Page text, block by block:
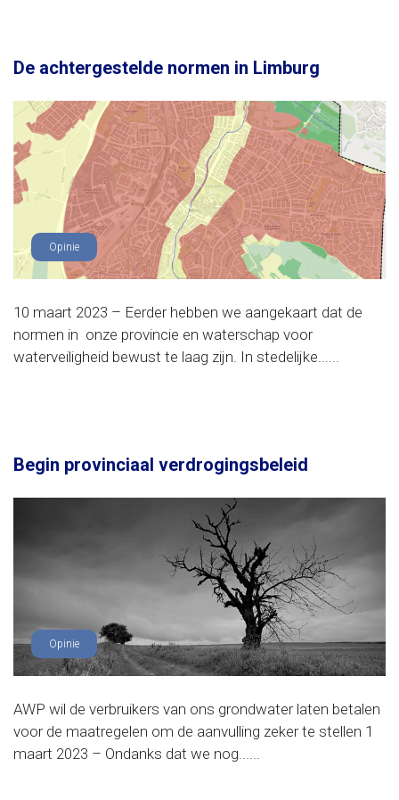
De achtergestelde normen in Limburg
Opinie
10 maart 2023 – Eerder hebben we aangekaart dat de
normen in onze provincie en waterschap voor
waterveiligheid bewust te laag zijn. In stedelijke......
Begin provinciaal verdrogingsbeleid
Opinie
AWP wil de verbruikers van ons grondwater laten betalen
voor de maatregelen om de aanvulling zeker te stellen 1
maart 2023 – Ondanks dat we nog......